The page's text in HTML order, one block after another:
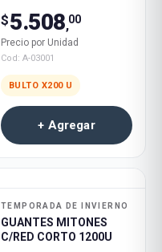
$5.508,00
Precio por Unidad
Cod: A-03001
BULTO X200 U
+ Agregar
TEMPORADA DE INVIERNO
GUANTES MITONES
C/RED CORTO 1200U